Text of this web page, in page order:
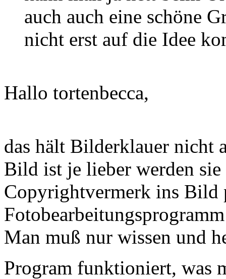
auch auch eine schöne
nicht erst auf die Idee
Hallo tortenbecca,
das hält Bilderklauer nicht
Bild ist je lieber werden sie
Copyrightvermerk ins Bild
Man muß nur wissen und
Program funktioniert, was